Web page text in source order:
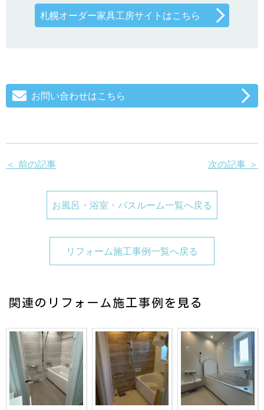
札幌オーダー家具工房サイトはこちら
お問い合わせはこちら
＜ 前の記事 次の記事 ＞
お風呂・浴室・バスルーム一覧へ戻る
リフォーム施工事例一覧へ戻る
関連のリフォーム施工事例を見る